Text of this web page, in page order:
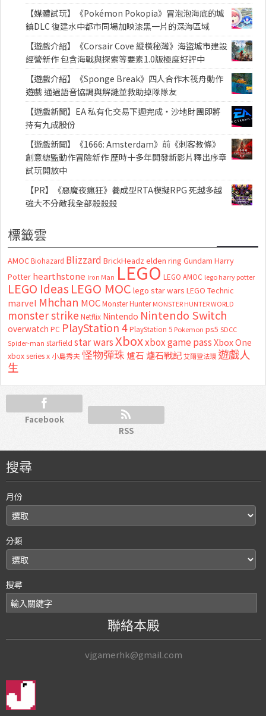
【媒體試玩】《Pokémon Pokopia》冒泡泡海底的城
鎮DLC 復建水中都市同場加映漆黑一片的深海區域
【遊戲介紹】《Corsair Cove 縱橫秘灣》海盜城市建設
經營新作 包含海戰與探索等要素1.0版極度好評中
【遊戲介紹】《Sponge Break》四人合作木筏舟動作
遊戲 通過語音協調與解謎並救助掉隊隊友
【遊戲新聞】EA 私有化交易下週完成・沙地財團即將
持有九成股份
【遊戲新聞】《1666: Amsterdam》前《刺客教條》
創意總監動作冒險新作 歷時十多年開發新影片釋出序章
試玩開放中
【PR】《惡魔夜瘋狂》養成型RTA模擬RPG 死越多越
強大不分敵我全部殺殺殺
標籤雲
AMOC Biohazard Blizzard BrickHeadz elden ring Gundam Harry
Potter hearthstone Iron Man LEGO LEGO AMOC lego harry potter
LEGO Ideas LEGO MOC lego star wars LEGO Technic
marvel Mhchan MOC Monster Hunter MONSTER HUNTER WORLD
monster strike Netflix Nintendo Nintendo Switch
overwatch PC PlayStation 4 PlayStation 5 Pokemon ps5 SDCC
Spider-man starfield star warsXboxxbox game passXbox One
xbox series x 小島秀夫怪物彈珠 爐石 爐石戰記艾爾登法環 遊戲人
生
Facebook
RSS
搜尋
月份
分類
搜尋
聯絡本殿
vjgamerhk@gmail.com